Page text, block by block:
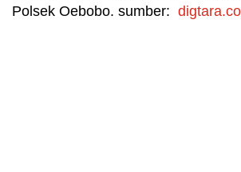
Polsek Oebobo. sumber: